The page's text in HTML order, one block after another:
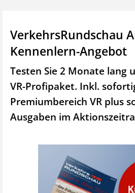
VerkehrsRundschau
Kennenlern-Angebot
Testen Sie 2 Monate lang
VR-Profipaket. Inkl.
Premiumbereich VR plus
Ausgaben im